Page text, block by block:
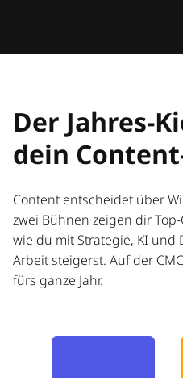
Der Jahres-
dein
Content entscheidet über
zwei Bühnen zeigen dir
wie du mit Strategie, KI
Arbeit steigerst. Auf der
fürs ganze Jahr.